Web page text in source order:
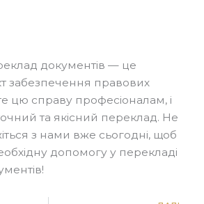
документів — це
забезпечення правових
цю справу професіоналам, і
та якісний переклад. Не
з нами вже сьогодні, щоб
допомогу у перекладі